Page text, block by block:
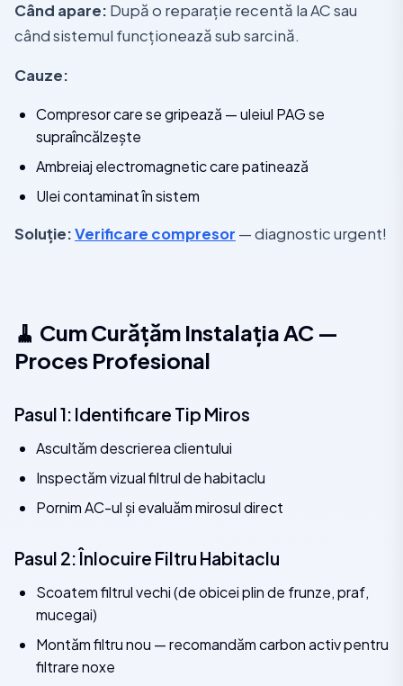
Când apare: După o reparație recentă la AC sau
când sistemul funcționează sub sarcină.
Cauze:
Compresor care se gripează — uleiul PAG se
supraîncălzește
Ambreiaj electromagnetic care patinează
Ulei contaminat în sistem
Soluție:Verificare compresor — diagnostic urgent!
🧹 Cum Curățăm Instalația AC —
Proces Profesional
Pasul 1: Identificare Tip Miros
Ascultăm descrierea clientului
Inspectăm vizual filtrul de habitaclu
Pornim AC-ul și evaluăm mirosul direct
Pasul 2: Înlocuire Filtru Habitaclu
Scoatem filtrul vechi (de obicei plin de frunze, praf,
mucegai)
Montăm filtru nou — recomandăm carbon activ pentru
filtrare noxe